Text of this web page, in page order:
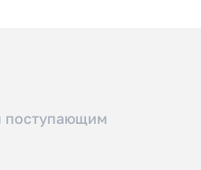
поступающим